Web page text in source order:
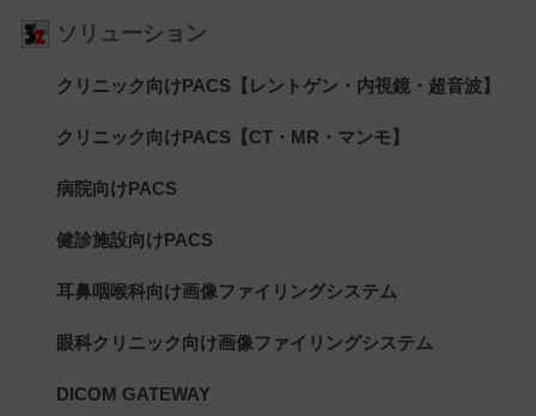
ソリューション
クリニック向けPACS【レントゲン・内視鏡・超音波】
クリニック向けPACS【CT・MR・マンモ】
病院向けPACS
健診施設向けPACS
耳鼻咽喉科向け画像ファイリングシステム
眼科クリニック向け画像ファイリングシステム
DICOM GATEWAY